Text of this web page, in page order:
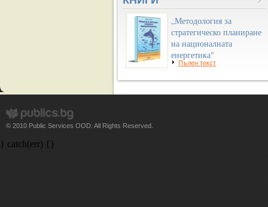
„Методология за
стратегическо планиране
на националната
енергетика"
Пълен текст
© 2010 Public Services OOD. All Rights Reserved.
} catch(err) {}